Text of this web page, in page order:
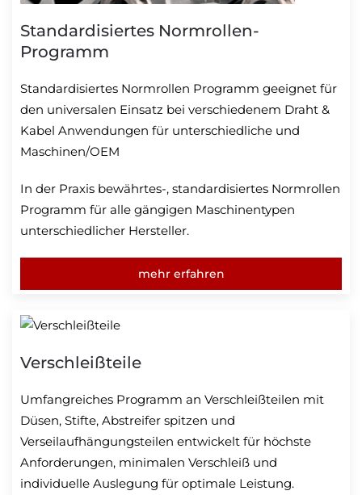
Standardisiertes Normrollen-
Programm
Standardisiertes Normrollen Programm geeignet für
den universalen Einsatz bei verschiedenem Draht &
Kabel Anwendungen für unterschiedliche und
Maschinen/OEM
In der Praxis bewährtes-, standardisiertes Normrollen
Programm für alle gängigen Maschinentypen
unterschiedlicher Hersteller.
mehr erfahren
Verschleißteile
Umfangreiches Programm an Verschleißteilen mit
Düsen, Stifte, Abstreifer spitzen und
Verseilaufhängungsteilen entwickelt für höchste
Anforderungen, minimalen Verschleiß und
individuelle Auslegung für optimale Leistung.